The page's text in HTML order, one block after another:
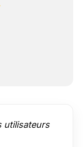
utilisateurs